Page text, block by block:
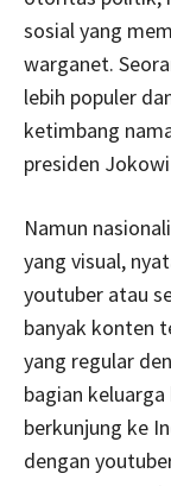
sosial yang
warganet.
lebih populer
ketimbang
presiden
Namun
yang visual,
youtuber atau
banyak konten
yang regular
bagian
berkunjung ke
dengan